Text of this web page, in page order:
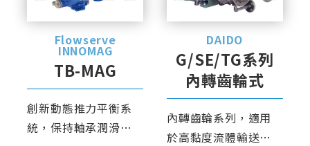
Flowserve
INNOMAG
TB-MAG
創新動態推力平衡系
統，保持軸承潤滑區
DAIDO
G/SE/TG系列
內轉齒輪式
內轉齒輪系列，適用
於高黏度流體輸送。